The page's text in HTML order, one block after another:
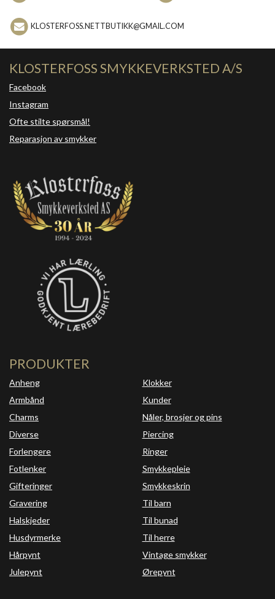
KLOSTERFOSS.NETTBUTIKK@GMAIL.COM
KLOSTERFOSS SMYKKEVERKSTED A/S
Facebook
Instagram
Ofte stilte spørsmål!
Reparasjon av smykker
PRODUKTER
Anheng
Armbånd
Charms
Diverse
Forlengere
Fotlenker
Gifteringer
Gravering
Halskjeder
Husdyrmerke
Hårpynt
Julepynt
Klokker
Kunder
Nåler, brosjer og pins
Piercing
Ringer
Smykkepleie
Smykkeskrin
Til barn
Til bunad
Til herre
Vintage smykker
Ørepynt